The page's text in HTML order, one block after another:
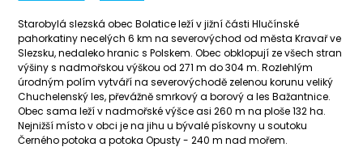
Starobylá slezská obec Bolatice leží v jižní části Hlučínské
pahorkatiny necelých 6 km na severovýchod od města Kravař ve
Slezsku, nedaleko hranic s Polskem. Obec obklopují ze všech stran
výšiny s nadmořskou výškou od 271 m do 304 m. Rozlehlým
úrodným polím vytváří na severovýchodě zelenou korunu veliký
Chuchelenský les, převážně smrkový a borový a les Bažantnice.
Obec sama leží v nadmořské výšce asi 260 m na ploše 132 ha.
Nejnižší místo v obci je na jihu u bývalé pískovny u soutoku
Černého potoka a potoka Opusty - 240 m nad mořem.